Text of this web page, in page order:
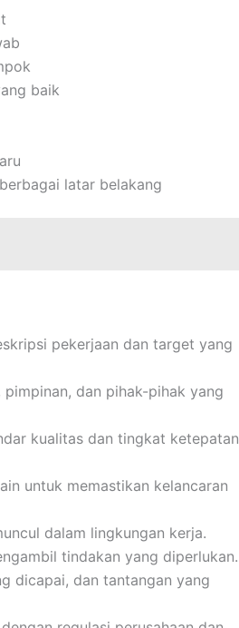
baik
latar belakang
pekerjaan dan target yang
dan pihak-pihak yang
kualitas dan tingkat ketepatan
untuk memastikan kelancaran
dalam lingkungan kerja.
tindakan yang diperlukan.
dicapai, dan tantangan yang